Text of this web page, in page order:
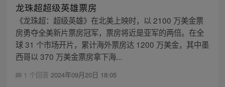
龙珠超超级英雄票房
《龙珠超：超级英雄》在北美上映时，以 2100 万美金票
房勇夺全美新片票房冠军，票房将近是亚军的两倍。在全
球 31 个市场开片，累计海外票房达 1200 万美金，其中墨
西哥以 370 万美金票房拿下海...
1 个回答 2024年09月20日 18:05